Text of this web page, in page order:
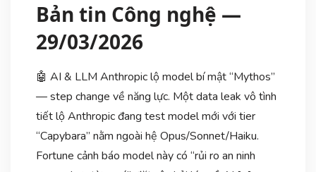
Bản tin Công nghệ —
29/03/2026
🤖 AI & LLM Anthropic lộ model bí mật “Mythos”
— step change về năng lực. Một data leak vô tình
tiết lộ Anthropic đang test model mới với tier
“Capybara” nằm ngoài hệ Opus/Sonnet/Haiku.
Fortune cảnh báo model này có “rủi ro an ninh